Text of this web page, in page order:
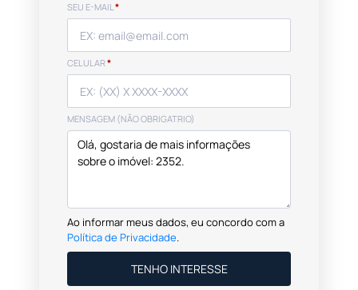
SEU E-MAIL*
CELULAR *
MENSAGEM (NÃO OBRIGATRIO)
Ao informar meus dados, eu concordo com a
Política de Privacidade.
TENHO INTERESSE